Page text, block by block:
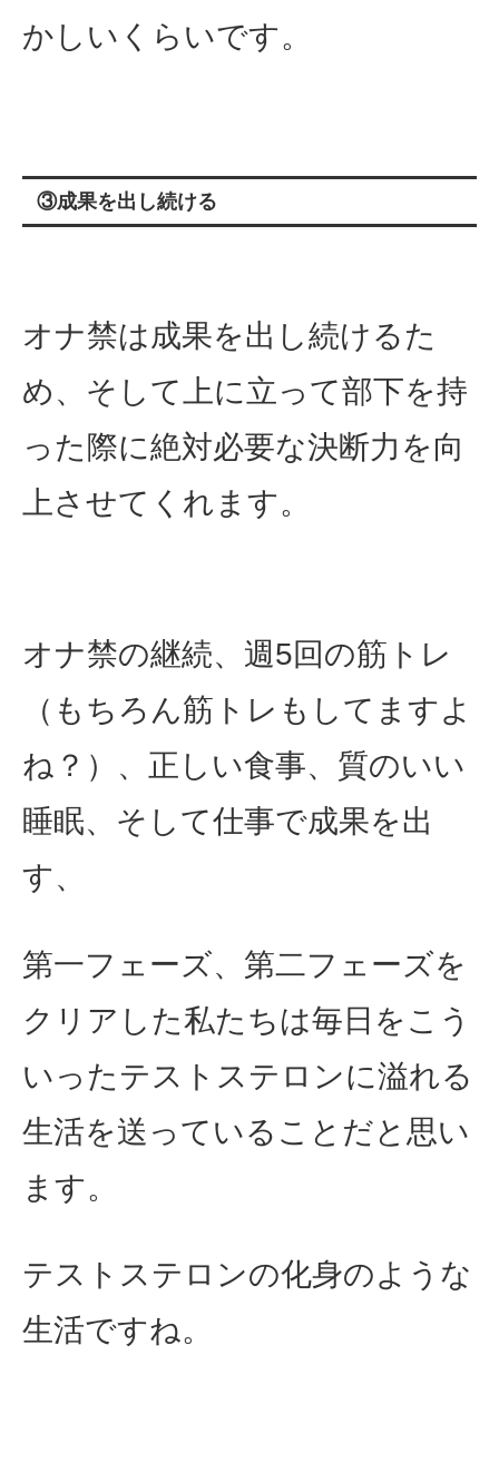
かしいくらいです。
③成果を出し続ける
オナ禁は成果を出し続けるた
め、そして上に立って部下を持
った際に絶対必要な決断力を向
上させてくれます。
オナ禁の継続、週5回の筋トレ
（もちろん筋トレもしてますよ
ね？）、正しい食事、質のいい
睡眠、そして仕事で成果を出
す、
第一フェーズ、第二フェーズを
クリアした私たちは毎日をこう
いったテストステロンに溢れる
生活を送っていることだと思い
ます。
テストステロンの化身のような
生活ですね。